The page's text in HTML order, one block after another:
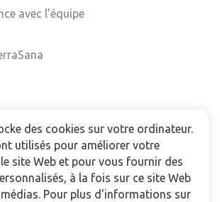
avec l’équipe
vente
newsletter
des cookies sur votre ordinateur.
utilisés pour améliorer votre
site Web et pour vous fournir des
à la fois sur ce site Web
Pour plus d'informations sur